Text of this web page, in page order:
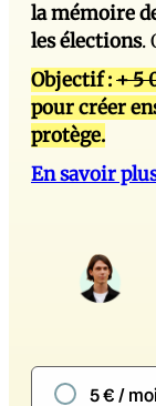
la mémoire
les élections.
Objectif :+ 5
pour créer
protège.
En savoir
5 € /